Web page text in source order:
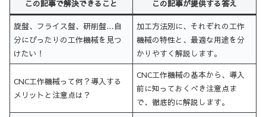
この記事で解決できること この記事が提供する答え
旋盤、フライス盤、研削盤…自
分にぴったりの工作機械を見つ
けたい！
加工方法別に、それぞれの工作
機械の特性と、最適な用途を分
かりやすく解説します。
CNC工作機械って何？導入する
メリットと注意点は？
CNC工作機械の基本から、導入
前に知っておくべき注意点ま
で、徹底的に解説します。